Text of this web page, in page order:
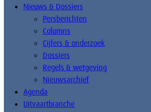
Nieuws & Dossiers
Persberichten
Columns
Cijfers & onderzoek
Dossiers
Regels & wetgeving
Nieuwsarchief
Agenda
Uitvaartbranche